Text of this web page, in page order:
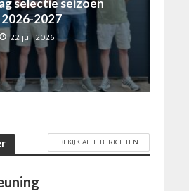
selectie seizoen
2026-2027
22 juli 2026
BEKIJK ALLE BERICHTEN